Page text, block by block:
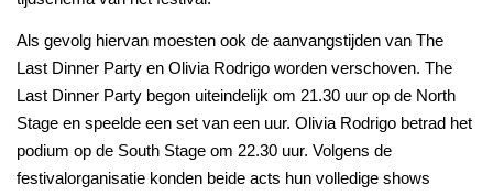
Als gevolg hiervan moesten ook de aanvangstijden van The
Last Dinner Party en Olivia Rodrigo worden verschoven. The
Last Dinner Party begon uiteindelijk om 21.30 uur op de North
Stage en speelde een set van een uur. Olivia Rodrigo betrad het
podium op de South Stage om 22.30 uur. Volgens de
festivalorganisatie konden beide acts hun volledige shows